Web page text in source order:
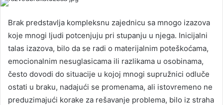
Brak predstavlja kompleksnu zajednicu sa mnogo izazova
koje mnogi ljudi potcenjuju pri stupanju u njega. Inicijalni
talas izazova, bilo da se radi o materijalnim poteškoćama,
emocionalnim nesuglasicama ili razlikama u osobinama,
često dovodi do situacije u kojoj mnogi supružnici odluče
ostati u braku, nadajući se promenama, ali istovremeno ne
preduzimajući korake za rešavanje problema, bilo iz straha